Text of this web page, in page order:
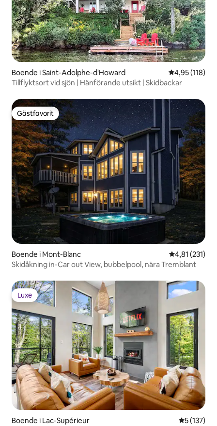
Boende i Saint-Adolphe-d'Howard 4,95 av 5 i
4,95 (118)
Tillflyktsort vid sjön | Hänförande utsikt | Skidbackar
Gästfavorit
Gästfavorit
Boende i Mont-Blanc 4,81 av 5 i
4,81 (231)
Skidåkning in-Car out View, bubbelpool, nära Tremblant
Luxe
Luxe
Boende i Lac-Supérieur 5 av 5 i
5 (137)